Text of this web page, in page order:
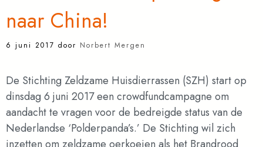
naar China!
6 juni 2017 door Norbert Mergen
De Stichting Zeldzame Huisdierrassen (SZH) start op
dinsdag 6 juni 2017 een crowdfundcampagne om
aandacht te vragen voor de bedreigde status van de
Nederlandse ‘Polderpanda’s.’ De Stichting wil zich